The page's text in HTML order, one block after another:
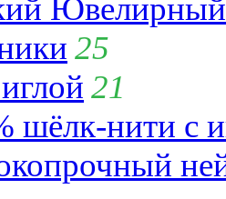
25
21
шёлк-нити с